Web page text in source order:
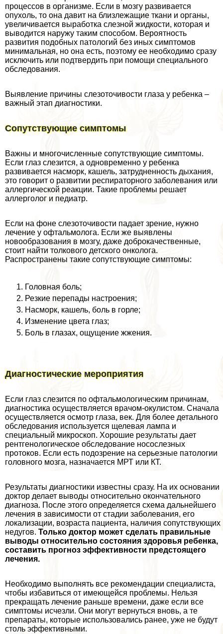
процессов в организме. Если в мозгу развивается
опухоль, то она давит на близлежащие ткани и органы,
увеличивается выработка слезной жидкости, которая и
выводится наружу таким способом. Вероятность
развития подобных патологий без иных симптомов
минимальная, но она есть, поэтому ее необходимо сразу
исключить или подтвердить при помощи специального
обследования.
Выявление причины слезоточивости глаза у ребенка –
важный этап диагностики.
Сопутствующие симптомы
Важны и многочисленные сопутствующие симптомы.
Если глаз слезится, а одновременно у ребенка
развивается насморк, кашель, затрудненность дыхания,
это говорит о развитии респираторного заболевания или
аллергической реакции. Такие проблемы решает
аллерголог и педиатр.
Если на фоне слезоточивости падает зрение, нужно
лечение у офтальмолога. Если же выявлены
новообразования в мозгу, даже доброкачественные,
стоит найти толкового детского oнкoлoга.
Распространены такие сопутствующие симптомы:
Головная боль;
Резкие перепады настроения;
Насморк, кашель, боль в горле;
Изменение цвета глаз;
Боль в глазах, ощущение жжения.
Диагностические мероприятия
Если глаз слезится по офтальмологическим причинам,
диагностика осуществляется врачом-окулистом. Сначала
осуществляется осмотр глаза, век. Для более детального
обследования используется щелевая лампа и
специальный микроскоп. Хорошие результаты дает
рентгенологическое обследование носослезных
протоков. Если есть подозрение на серьезные патологии
головного мозга, назначается МРТ или КТ.
Результаты диагностики известны сразу. На их основании
доктор делает выводы относительно окончательного
диагноза. После этого определяется схема дальнейшего
лечения в зависимости от стадии заболевания, его
локализации, возраста пациента, наличия сопутствующих
недугов. Только доктор может сделать правильные
выводы относительно состояния здоровья ребенка,
составить прогноз эффективности предстоящего
лечения.
Необходимо выполнять все рекомендации специалиста,
чтобы избавиться от имеющейся проблемы. Нельзя
прекращать лечение раньше времени, даже если все
симптомы исчезли. Они могут вернуться вновь, а те
препараты, которые использовались ранее, уже не будут
столь эффективными.